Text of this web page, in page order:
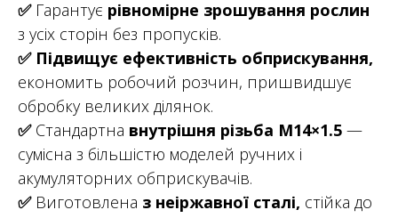
✅Гарантує рівномірне зрошування рослин
з усіх сторін без пропусків.
✅ Підвищує ефективність обприскування,
економить робочий розчин, пришвидшує
обробку великих ділянок.
✅Стандартна внутрішня різьба M14×1.5 —
сумісна з більшістю моделей ручних і
акумуляторних обприскувачів.
✅Виготовлена з неіржавної сталі, стійка до